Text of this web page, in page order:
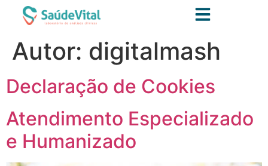
Autor: digitalmash
Declaração de Cookies
Atendimento Especializado
e Humanizado